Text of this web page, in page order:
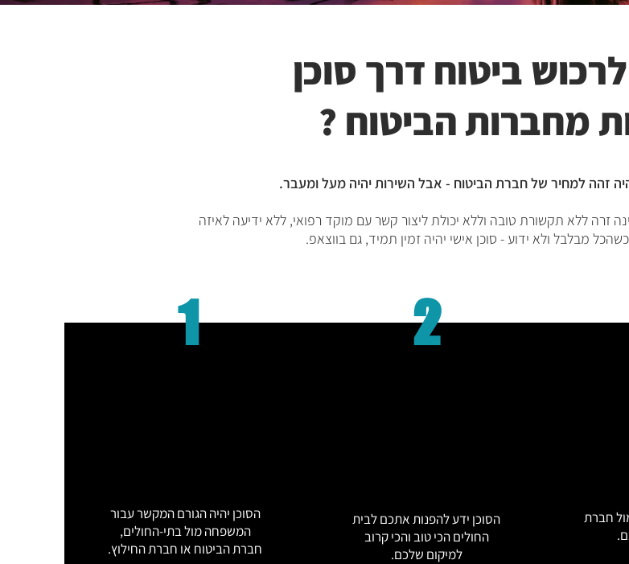
ביטוח דרך סוכן
מחברות הביטוח ?
זהה למחיר של חברת הביטוח - אבל השירות יהיה מעל ומעבר.
ללא תקשורת טובה וללא יכולת ליצור קשר עם מוקד רפואי, ללא ידיעה לאיזה
מבלבל ולא ידוע - סוכן אישי יהיה זמין תמיד, גם בווצאפ.
1
הסוכן יהיה הגורם המקשר עבור
המשפחה מול בתי-החולים,
חברת הביטוח או חברת החילוץ.
2
הסוכן ידע להפנות אתכם לבית
החולים הכי טוב והכי קרוב
למיקום שלכם.
חברת